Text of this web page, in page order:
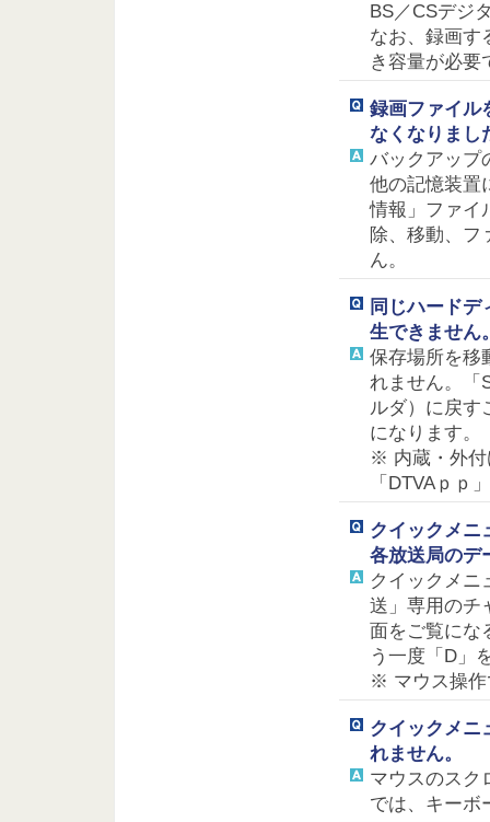
BS／CSデジ
なお、録画す
き容量が必要
録画ファイル
なくなりまし
バックアップ
他の記憶装置
情報」ファイ
除、移動、フ
ん。
同じハードデ
生できません
保存場所を移
れません。「
ルダ）に戻す
になります。
※ 内蔵・外付
「DTVAｐｐ
クイックメニ
各放送局のデ
クイックメニ
送」専用のチ
面をご覧にな
う一度「D」
※ マウス操作
クイックメニ
れません。
マウスのスク
では、キーボ